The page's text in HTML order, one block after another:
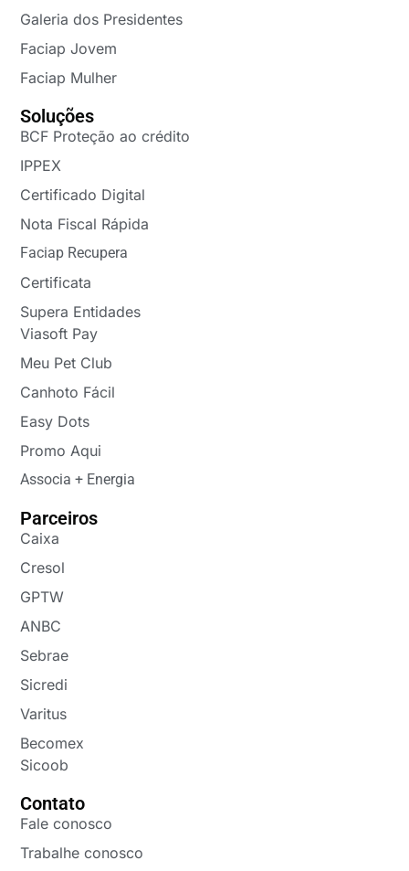
Galeria dos Presidentes
Faciap Jovem
Faciap Mulher
Soluções
BCF Proteção ao crédito
IPPEX
Certificado Digital
Nota Fiscal Rápida
Faciap Recupera
Certificata
Supera Entidades
Viasoft Pay
Meu Pet Club
Canhoto Fácil
Easy Dots
Promo Aqui
Associa + Energia
Parceiros
Caixa
Cresol
GPTW
ANBC
Sebrae
Sicredi
Varitus
Becomex
Sicoob
Contato
Fale conosco
Trabalhe conosco